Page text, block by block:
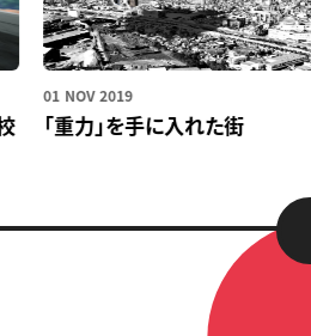
01 NOV 2019
「重力」を手に入れた街